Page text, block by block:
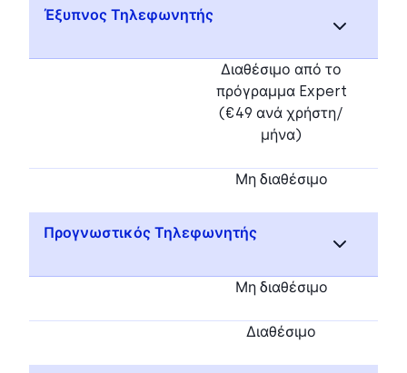
Έξυπνος Τηλεφωνητής
Διαθέσιμο από το
πρόγραμμα Expert
(€49 ανά χρήστη/
μήνα)
Μη διαθέσιμο
Προγνωστικός Τηλεφωνητής
Μη διαθέσιμο
Διαθέσιμο